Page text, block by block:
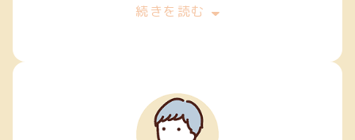
最初は両面テープ貼りや裁縫などの簡単な
続きを読む